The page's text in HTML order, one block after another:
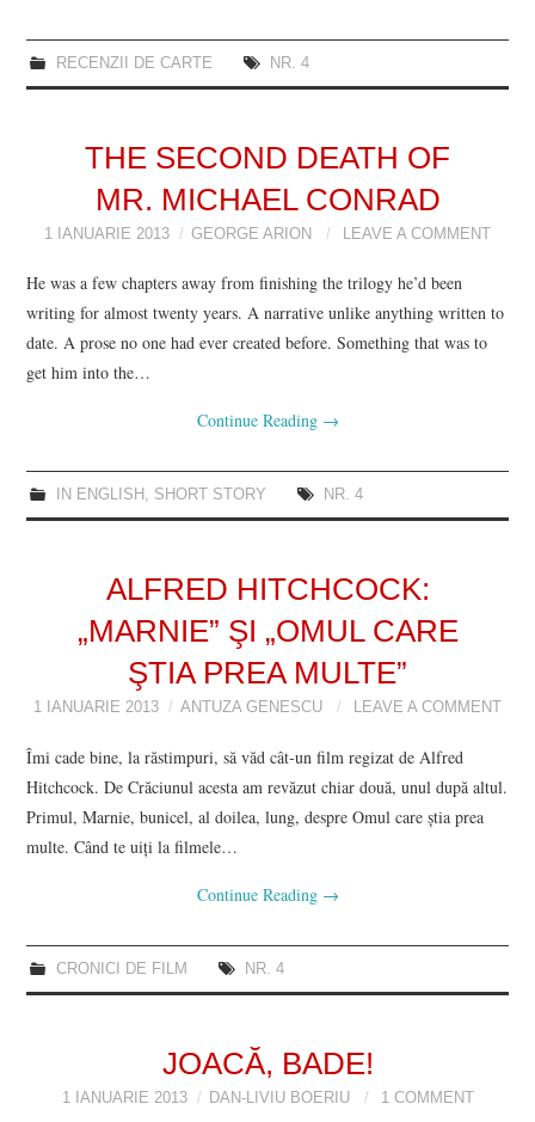
RECENZII DE CARTE NR. 4
THE SECOND DEATH OF
MR. MICHAEL CONRAD
1 IANUARIE 2013 GEORGE ARION LEAVE A COMMENT
He was a few chapters away from finishing the trilogy he’d been
writing for almost twenty years. A narrative unlike anything written to
date. A prose no one had ever created before. Something that was to
get him into the…
Continue Reading →
IN ENGLISH , SHORT STORY NR. 4
ALFRED HITCHCOCK:
„MARNIE” ŞI „OMUL CARE
ŞTIA PREA MULTE”
1 IANUARIE 2013 ANTUZA GENESCU LEAVE A COMMENT
Îmi cade bine, la răstimpuri, să văd cât-un film regizat de Alfred
Hitchcock. De Crăciunul acesta am revăzut chiar două, unul după altul.
Primul, Marnie, bunicel, al doilea, lung, despre Omul care ştia prea
multe. Când te uiţi la filmele…
Continue Reading →
CRONICI DE FILM NR. 4
JOACĂ, BADE!
1 IANUARIE 2013 DAN-LIVIU BOERIU 1 COMMENT